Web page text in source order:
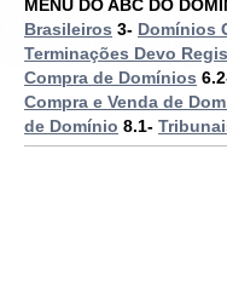
MENU DO ABC DO
Brasileiros 3- Domínios
Terminações Devo
Compra de Domínios
Compra e Venda de
de Domínio 8.1-